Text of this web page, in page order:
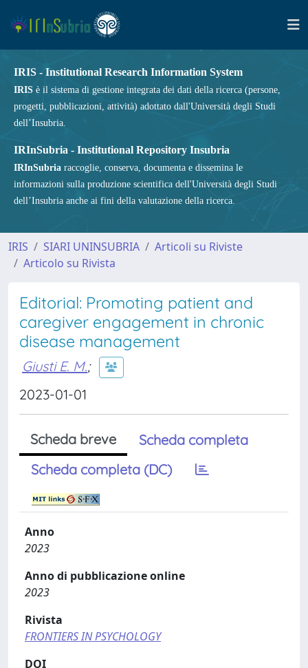
IRIS - Institutional Research Information System
IRIS è il sistema di gestione integrata dei dati della ricerca (persone,
progetti, pubblicazioni, attività) adottato dall'Università degli Studi
dell’Insubria.
IRInSubria - Institutional Repository Insubria
IRInSubria raccoglie, conserva, documenta e dissemina le
informazioni sulla produzione scientifica dell'Università degli Studi
dell’Insubria anche ai fini della valutazione della ricerca.
IRIS SIARI UNINSUBRIA
Articoli su Riviste
Articolo su Rivista
Editorial: Promoting patient and
caregiver engagement in chronic
disease management
Giusti E. M.;
2023-01-01
Scheda breve
Scheda completa
Scheda completa (DC)
Anno
2023
Anno di pubblicazione online
2023
Rivista
FRONTIERS IN PSYCHOLOGY
DOI